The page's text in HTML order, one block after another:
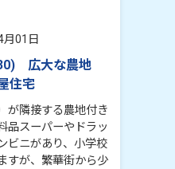
01日
広大な農地
住宅
が隣接する農地付き
品スーパーやドラッ
ビニがあり、小学校
すが、繁華街から少